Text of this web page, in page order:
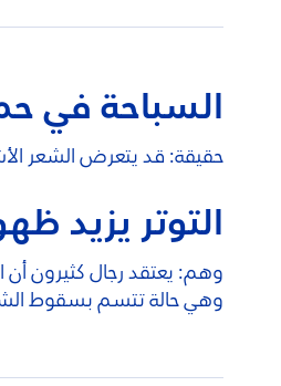
السباحة في
حقيقة: قد يتعرض الشعر
التوتر يزيد
وهم: يعتقد رجال كثيرون أن
وهي حالة تتسم بسقوط